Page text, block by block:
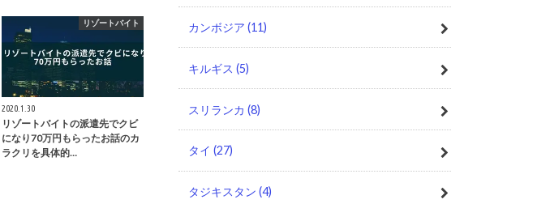
リゾートバイト
2020.1.30
リゾートバイトの派遣先でクビ
になり70万円もらったお話のカ
ラクリを具体的…
カンボジア (11)
キルギス (5)
スリランカ (8)
タイ (27)
タジキスタン (4)